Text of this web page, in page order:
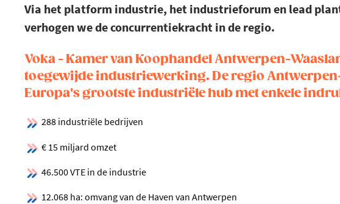
Via het platform industrie, het industrieforum en lead
verhogen we de concurrentiekracht in de regio.
Voka - Kamer van Koophandel Antwerpen-
toegewijde industriewerking. De regio
Europa's grootste industriële hub met enkele
288 industriële bedrijven
€ 15 miljard omzet
46.500 VTE in de industrie
12.068 ha: omvang van de Haven van Antwerpen